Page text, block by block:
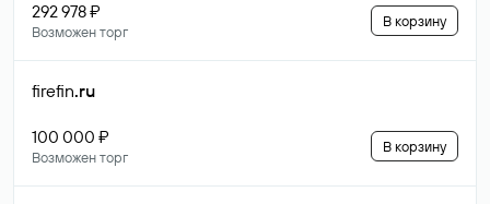
292 978 ₽
Возможен торг
В корзину
firefin.ru
100 000 ₽
Возможен торг
В корзину